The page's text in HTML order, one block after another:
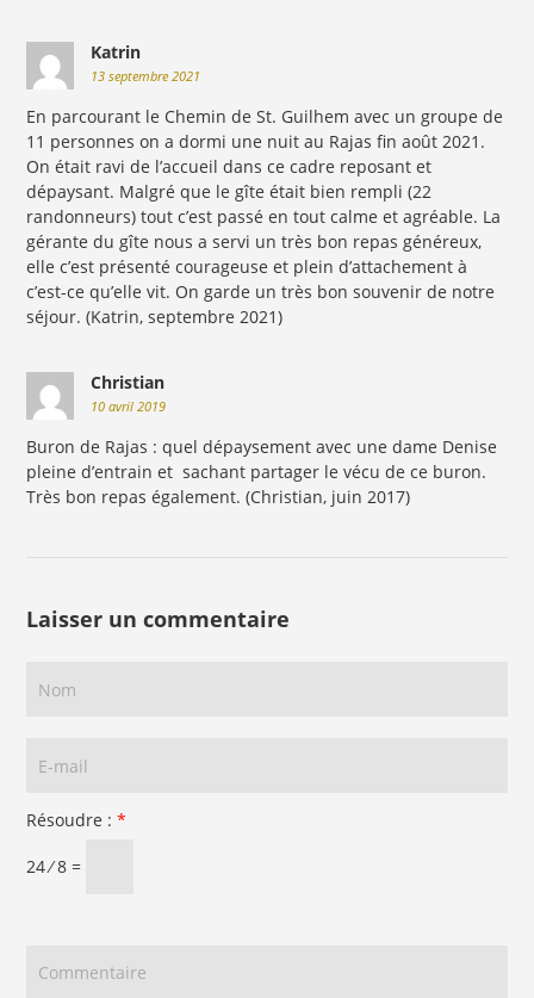
Katrin
13 septembre 2021
En parcourant le Chemin de St. Guilhem avec un groupe de
11 personnes on a dormi une nuit au Rajas fin août 2021.
On était ravi de l’accueil dans ce cadre reposant et
dépaysant. Malgré que le gîte était bien rempli (22
randonneurs) tout c’est passé en tout calme et agréable. La
gérante du gîte nous a servi un très bon repas généreux,
elle c’est présenté courageuse et plein d’attachement à
c’est-ce qu’elle vit. On garde un très bon souvenir de notre
séjour. (Katrin, septembre 2021)
Christian
10 avril 2019
Buron de Rajas : quel dépaysement avec une dame Denise
pleine d’entrain et sachant partager le vécu de ce buron.
Très bon repas également. (Christian, juin 2017)
Laisser un commentaire
Résoudre :*
24 ⁄ 8 =